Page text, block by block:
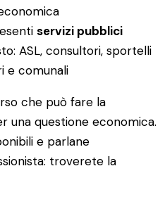
servizi pubblici
ASL, consultori, sportelli
e comunali
che può fare la
una questione economica.
e parlane
troverete la